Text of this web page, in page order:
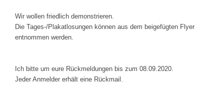
Wir wollen friedlich demonstrieren.
Die Tages-/Plakatlosungen können aus dem beigefügten Flyer
entnommen werden.
Ich bitte um eure Rückmeldungen bis zum 08.09.2020.
Jeder Anmelder erhält eine Rückmail.